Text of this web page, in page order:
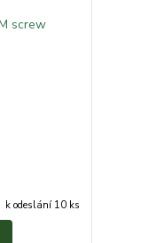
k odeslání 10 ks